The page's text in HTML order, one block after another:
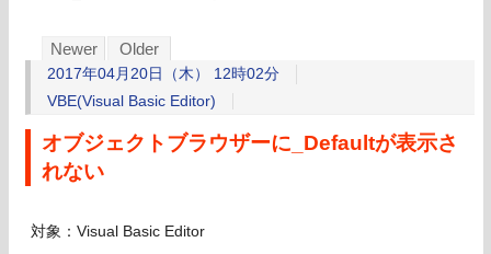
Newer Older
2017年04月20日（木） 12時02分
VBE(Visual Basic Editor)
オブジェクトブラウザーに_Defaultが表示さ
れない
対象：Visual Basic Editor